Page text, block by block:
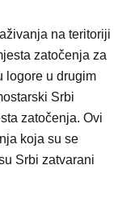
na teritoriji
zatočenja za
logore u drugim
Srbi
zatočenja. Ovi
koja su se
Srbi zatvarani